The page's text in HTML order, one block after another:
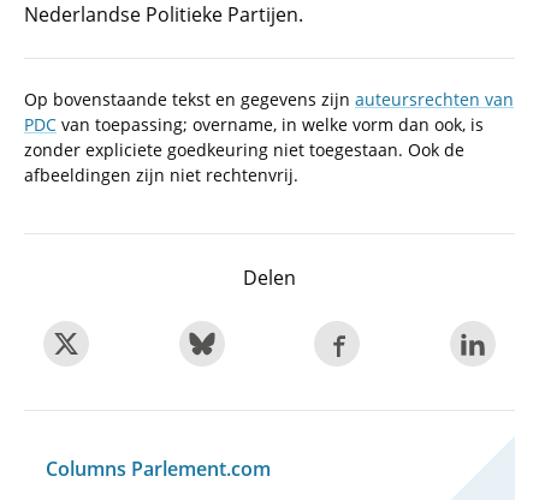
Nederlandse Politieke Partijen.
Op bovenstaande tekst en gegevens zijn auteursrechten van
PDC van toepassing; overname, in welke vorm dan ook, is
zonder expliciete goedkeuring niet toegestaan. Ook de
afbeeldingen zijn niet rechtenvrij.
Delen
Columns Parlement.com